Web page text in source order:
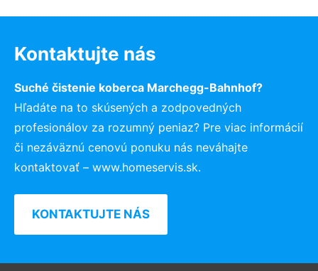
Kontaktujte nás
Suché čistenie koberca Marchegg-Bahnhof?
Hľadáte na to skúsených a zodpovedných
profesionálov za rozumný peniaz? Pre viac informácií
či nezáväznú cenovú ponuku nás neváhajte
kontaktovať – www.homeservis.sk.
KONTAKTUJTE NÁS